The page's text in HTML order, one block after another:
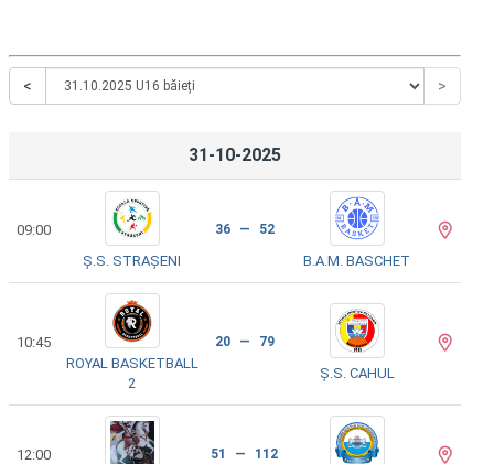
< >
31-10-2025
09:00
Ș.S. STRAȘENI
36 — 52
B.A.M. BASCHET
10:45
ROYAL BASKETBALL
2
20 — 79
Ș.S. CAHUL
12:00
51 — 112